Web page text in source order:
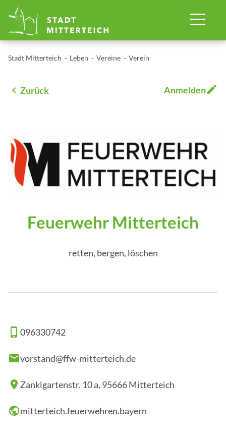
Stadt Mitterteich Leben Vereine Verein
Zurück Anmelden
Feuerwehr Mitterteich
retten, bergen, löschen
096330742
vorstand@ffw-mitterteich.de
Zanklgartenstr. 10 a, 95666 Mitterteich
mitterteich.feuerwehren.bayern